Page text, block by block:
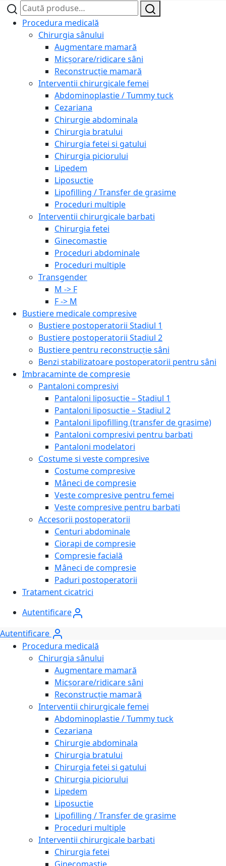
Caută
după:
Caută
Procedura medicală
Chirurgia sânului
Augmentare mamară
Micșorare/ridicare sâni
Reconstrucție mamară
Interventii chirurgicale femei
Abdominoplastie / Tummy tuck
Cezariana
Chirurgie abdominala
Chirurgia bratului
Chirurgia fetei si gatului
Chirurgia piciorului
Lipedem
Liposuctie
Lipofilling / Transfer de grasime
Proceduri multiple
Interventii chirurgicale barbati
Chirurgia fetei
Ginecomastie
Proceduri abdominale
Proceduri multiple
Transgender
M -> F
F -> M
Bustiere medicale compresive
Bustiere postoperatorii Stadiul 1
Bustiere postoperatorii Stadiul 2
Bustiere pentru reconstrucție sâni
Benzi stabilizatoare postoperatorii pentru sâni
Imbracaminte de compresie
Pantaloni compresivi
Pantaloni liposuctie – Stadiul 1
Pantaloni liposuctie – Stadiul 2
Pantaloni lipofilling (transfer de grasime)
Pantaloni compresivi pentru barbati
Pantaloni modelatori
Costume si veste compresive
Costume compresive
Mâneci de compresie
Veste compresive pentru femei
Veste compresive pentru barbati
Accesorii postoperatorii
Centuri abdominale
Ciorapi de compresie
Compresie facială
Mâneci de compresie
Paduri postoperatorii
Tratament cicatrici
Autentificare
Autentificare
Procedura medicală
Chirurgia sânului
Augmentare mamară
Micșorare/ridicare sâni
Reconstrucție mamară
Interventii chirurgicale femei
Abdominoplastie / Tummy tuck
Cezariana
Chirurgie abdominala
Chirurgia bratului
Chirurgia fetei si gatului
Chirurgia piciorului
Lipedem
Liposuctie
Lipofilling / Transfer de grasime
Proceduri multiple
Interventii chirurgicale barbati
Chirurgia fetei